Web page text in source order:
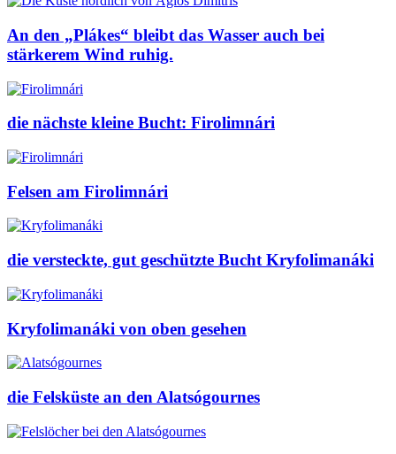
An den „Plákes“ bleibt das Wasser auch bei
stärkerem Wind ruhig.
die nächste kleine Bucht: Firοlimnári
Felsen am Firolimnári
die versteckte, gut geschützte Bucht Kryfolimanáki
Kryfolimanáki von oben gesehen
die Felsküste an den Alatsógournes